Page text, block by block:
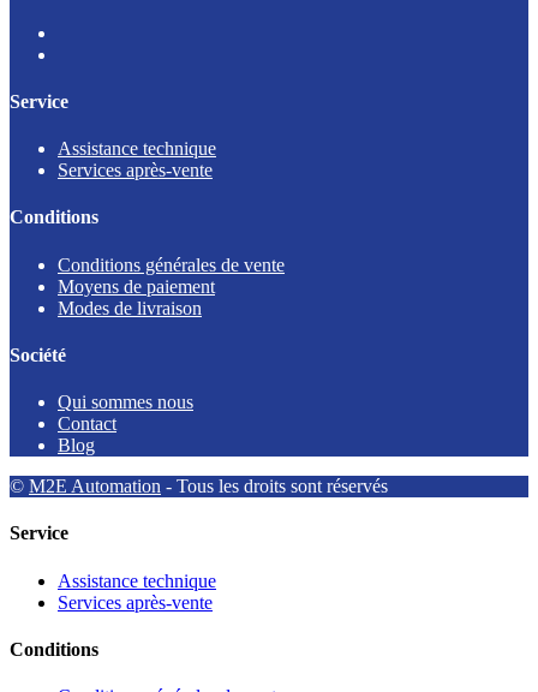
Service
Assistance technique
Services après-vente
Conditions
Conditions générales de vente
Moyens de paiement
Modes de livraison
Société
Qui sommes nous
Contact
Blog
© M2E Automation - Tous les droits sont réservés
Service
Assistance technique
Services après-vente
Conditions